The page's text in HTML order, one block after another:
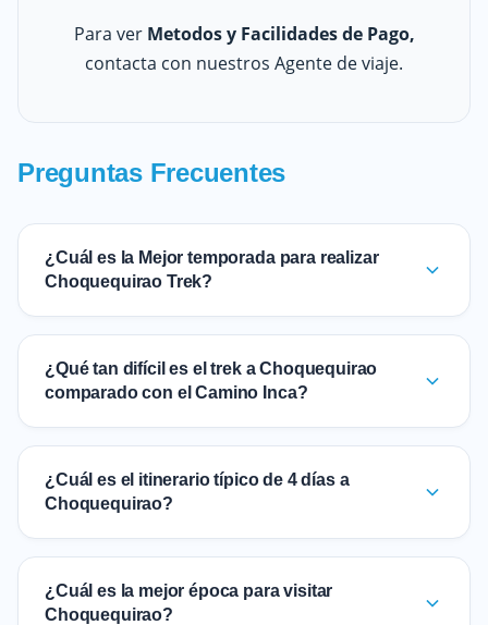
Para ver Metodos y Facilidades de Pago,
contacta con nuestros Agente de viaje.
Preguntas Frecuentes
¿Cuál es la Mejor temporada para realizar
Choquequirao Trek?
¿Qué tan difícil es el trek a Choquequirao
comparado con el Camino Inca?
¿Cuál es el itinerario típico de 4 días a
Choquequirao?
¿Cuál es la mejor época para visitar
Choquequirao?